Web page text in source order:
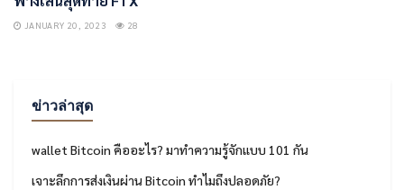
JANUARY 20, 2023 28
ข่าวล่าสุด
wallet Bitcoin คืออะไร? มาทำความรู้จักแบบ 101 กัน
เจาะลึกการส่งเงินผ่าน Bitcoin ทำไมถึงปลอดภัย?